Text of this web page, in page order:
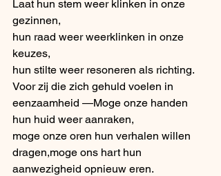
Laat hun stem weer klinken in onze
gezinnen,
hun raad weer weerklinken in onze
keuzes,
hun stilte weer resoneren als richting.
Voor zij die zich gehuld voelen in
eenzaamheid —Moge onze handen
hun huid weer aanraken,
moge onze oren hun verhalen willen
dragen,moge ons hart hun
aanwezigheid opnieuw eren.